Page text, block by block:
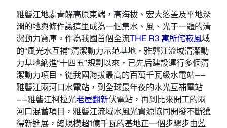
雅礱江地處青躲高原東端，高海拔、宏大落差及平地深
澗的地輿條件讓這里成為一個集水、風、光于一體的清
潔動力寶庫。作為我國首個全流THE R3 寓所侘寂風域
的“風光水互補”清潔動力示范基地，雅礱江流域清潔動
力基地納進“十四五”規劃以來，已先后建設運行多個清
潔動力項目，從我國海拔最高的百萬千瓦級水電站——
雅礱江兩河口水電站，到全球最年夜的水光互補電站
——雅礱江柯拉光老屋翻新伏電站，再到比來開工的兩
河口混蓄項目，雅礱江流域水風光資源協同開發不斷獲
得新進展，總規模超1億千瓦的基地正一個步驟步由藍